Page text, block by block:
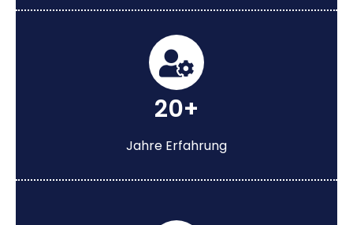
20+
Jahre Erfahrung